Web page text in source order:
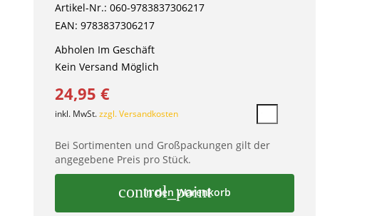
Artikel-Nr.: 060-9783837306217
EAN: 9783837306217
Abholen Im Geschäft
Kein Versand Möglich
24,95 €
inkl. MwSt.zzgl. Versandkosten
Bei Sortimenten und Großpackungen gilt der
angegebene Preis pro Stück.
control_point
In den Warenkorb